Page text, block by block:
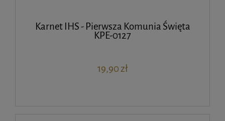
Karnet IHS - Pierwsza Komunia Święta
KPE-0127
19,90 zł